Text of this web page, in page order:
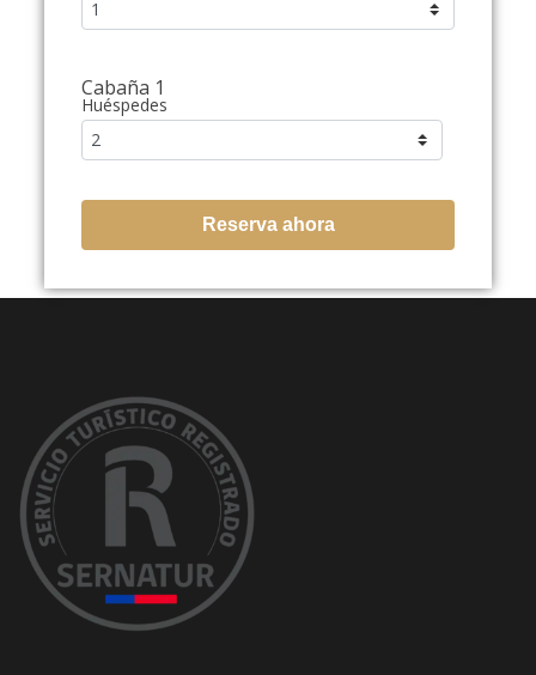
Cabaña 1
Huéspedes
Reserva ahora